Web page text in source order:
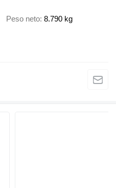
Peso neto 8.790 kg